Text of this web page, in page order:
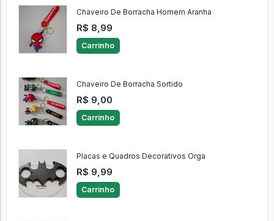
Chaveiro De Borracha Homem Aranha
R$ 8,99
Carrinho
Chaveiro De Borracha Sortido
R$ 9,00
Carrinho
Placas e Quadros Decorativos Orga
R$ 9,99
Carrinho